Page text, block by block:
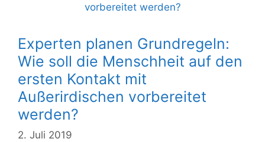
Experten planen Grundregeln:
Wie soll die Menschheit auf den
ersten Kontakt mit
Außerirdischen vorbereitet
werden?
2. Juli 2019